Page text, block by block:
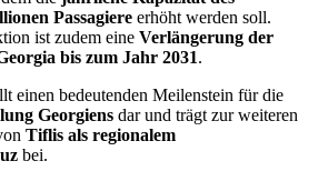
Passagiere erhöht werden soll.
ist zudem eine Verlängerung der
bis zum Jahr 2031.
einen bedeutenden Meilenstein für die
Georgiens dar und trägt zur weiteren
Tiflis als regionalem
bei.